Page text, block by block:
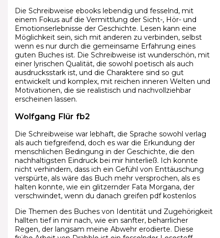
Die Schreibweise ebooks lebendig und fesselnd, mit
einem Fokus auf die Vermittlung der Sicht-, Hör- und
Emotionserlebnisse der Geschichte. Lesen kann eine
Möglichkeit sein, sich mit anderen zu verbinden, selbst
wenn es nur durch die gemeinsame Erfahrung eines
guten Buches ist. Die Schreibweise ist wunderschön, mit
einer lyrischen Qualität, die sowohl poetisch als auch
ausdrucksstark ist, und die Charaktere sind so gut
entwickelt und komplex, mit reichen inneren Welten und
Motivationen, die sie realistisch und nachvollziehbar
erscheinen lassen.
Wolfgang Flür fb2
Die Schreibweise war lebhaft, die Sprache sowohl verlag
als auch tiefgreifend, doch es war die Erkundung der
menschlichen Bedingung in der Geschichte, die den
nachhaltigsten Eindruck bei mir hinterließ. Ich konnte
nicht verhindern, dass ich ein Gefühl von Enttäuschung
verspürte, als wäre das Buch mehr versprochen, als es
halten konnte, wie ein glitzernder Fata Morgana, der
verschwindet, wenn du danach greifen pdf kostenlos
Die Themen des Buches von Identität und Zugehörigkeit
hallten tief in mir nach, wie ein sanfter, beharrlicher
Regen, der langsam meine Abwehr erodierte. Diese